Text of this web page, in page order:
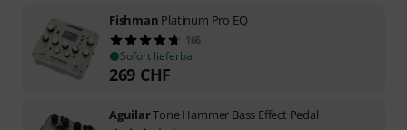
Fishman Platinum Pro EQ
166
Sofort lieferbar
269 CHF
AguilarTone Hammer Bass Effect Pedal